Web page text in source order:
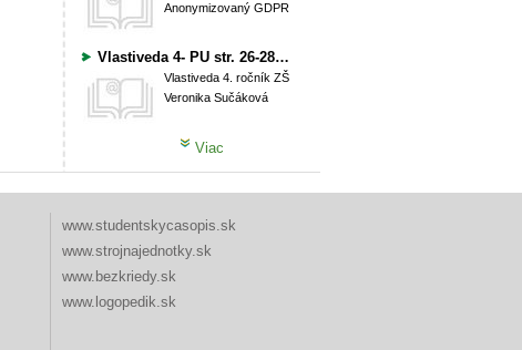
Anonymizovaný GDPR
Vlastiveda 4- PU str. 26-28 - Mária Terézia
Vlastiveda 4. ročník ZŠ
Veronika Sučáková
Viac
www.studentskycasopis.sk
www.strojnajednotky.sk
www.bezkriedy.sk
www.logopedik.sk